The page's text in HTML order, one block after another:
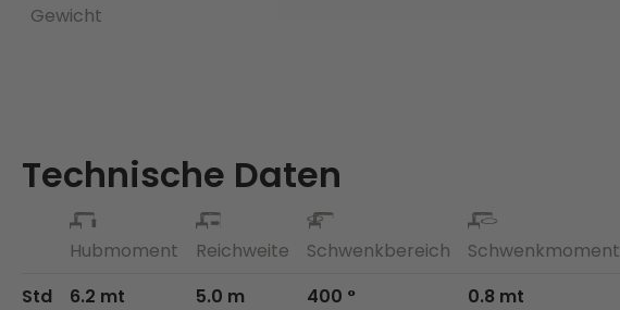
Gewicht
Technische Daten
Hubmoment Reichweite Schwenkbereich Schwenkmoment
Std
6.2 mt 5.0 m 400 ° 0.8 mt